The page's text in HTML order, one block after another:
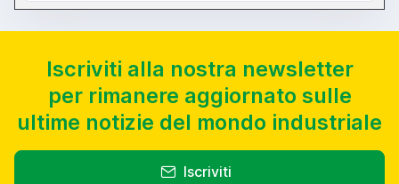
Iscriviti alla nostra newsletter
per rimanere aggiornato sulle
ultime notizie del mondo industriale
Iscriviti